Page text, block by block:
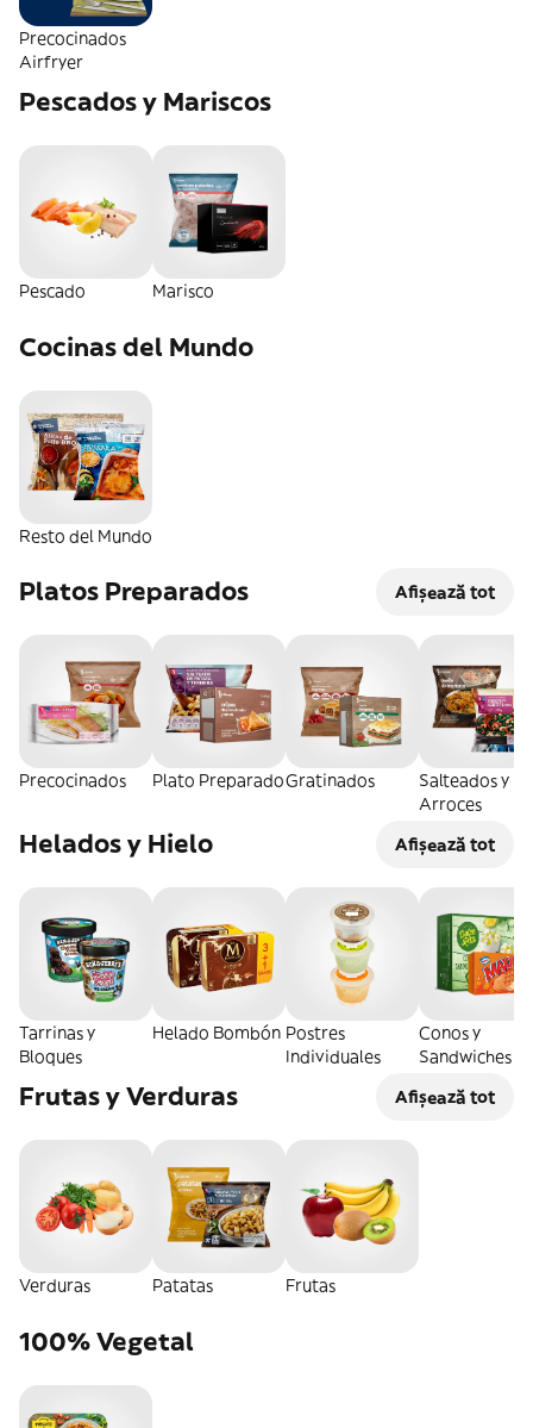
Precocinados
Airfryer
Pescados y Mariscos
Pescado Marisco
Cocinas del Mundo
Resto del Mundo
Platos Preparados Afișează tot
Precocinados Plato PreparadoGratinados
Salteados y
Arroces
Helados y Hielo Afișează tot
Tarrinas y
Bloques
Helado Bombón Postres
Individuales
Conos y
Sandwiches
Frutas y Verduras Afișează tot
Verduras Patatas Frutas
100% Vegetal